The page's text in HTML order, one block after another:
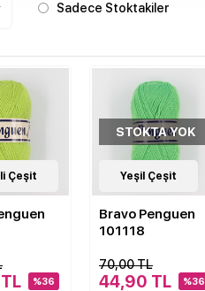
Sadece Stoktakiler
Çeşit
%36
2Çeşit
STOKTA YOK
Yeşil Çeşit
Bravo Penguen
101118
70,00 TL
44,90 TL %36